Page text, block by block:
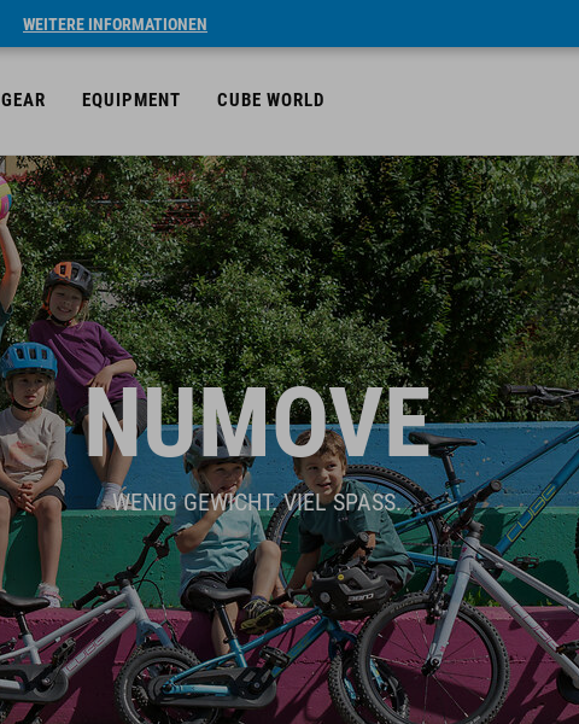
WEITERE INFORMATIONEN
GEAR EQUIPMENT CUBE WORLD
NUMOVE
WENIG GEWICHT. VIEL SPASS.